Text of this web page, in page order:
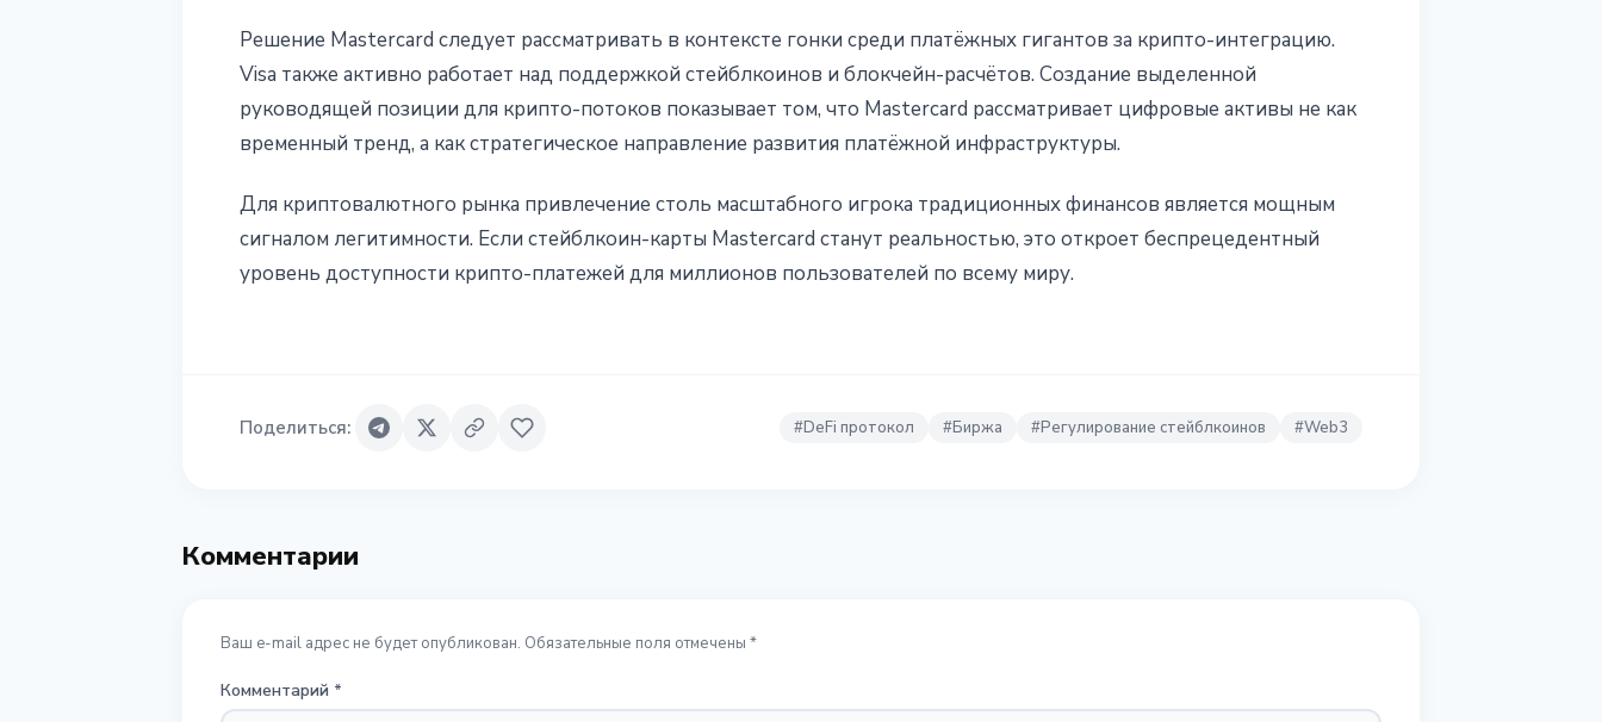
Решение Mastercard следует рассматривать в контексте гонки среди платёжных гигантов за крипто-интеграцию.
Visa также активно работает над поддержкой стейблкоинов и блокчейн-расчётов. Создание выделенной
руководящей позиции для крипто-потоков показывает том, что Mastercard рассматривает цифровые активы не как
временный тренд, а как стратегическое направление развития платёжной инфраструктуры.
Для криптовалютного рынка привлечение столь масштабного игрока традиционных финансов является мощным
сигналом легитимности. Если стейблкоин-карты Mastercard станут реальностью, это откроет беспрецедентный
уровень доступности крипто-платежей для миллионов пользователей по всему миру.
Поделиться: #DeFi протокол #Биржа #Регулирование стейблкоинов #Web3
Комментарии
Ваш e-mail адрес не будет опубликован. Обязательные поля отмечены *
Комментарий *